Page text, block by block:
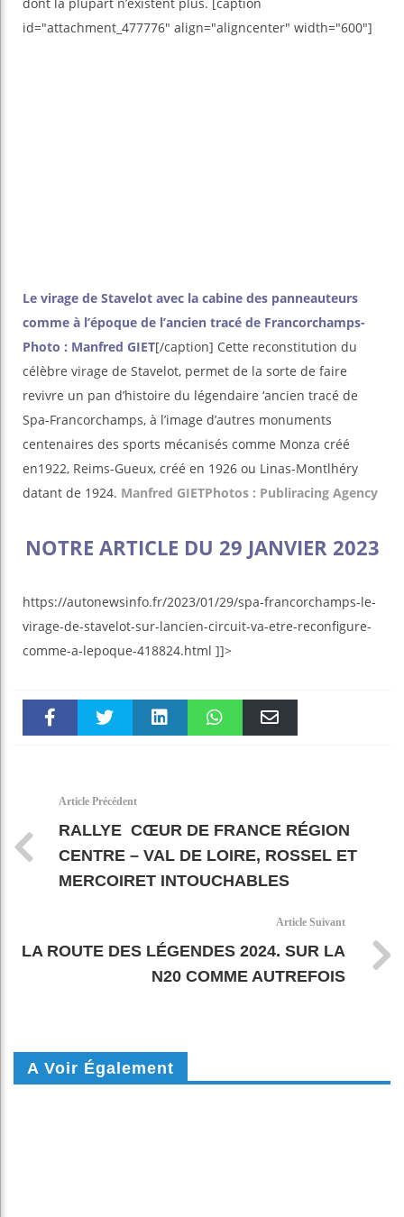
id="attachment_477776" align="aligncenter" width="600"]
Le virage de Stavelot avec la cabine des panneauteurs
comme à l’époque de l’ancien tracé de Francorchamps-
Photo : Manfred GIET[/caption] Cette reconstitution du
célèbre virage de Stavelot, permet de la sorte de faire
revivre un pan d’histoire du légendaire ‘ancien tracé de
Spa-Francorchamps, à l’image d’autres monuments
centenaires des sports mécanisés comme Monza créé
en1922, Reims-Gueux, créé en 1926 ou Linas-Montlhéry
datant de 1924. Manfred GIETPhotos : Publiracing Agency
NOTRE ARTICLE DU 29 JANVIER 2023
https://autonewsinfo.fr/2023/01/29/spa-francorchamps-le-
virage-de-stavelot-sur-lancien-circuit-va-etre-reconfigure-
comme-a-lepoque-418824.html ]]>
Article Précédent
RALLYE CŒUR DE FRANCE RÉGION
CENTRE – VAL DE LOIRE, ROSSEL ET
MERCOIRET INTOUCHABLES
Article Suivant
LA ROUTE DES LÉGENDES 2024. SUR LA
N20 COMME AUTREFOIS
A Voir Également